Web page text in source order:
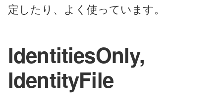
定したり、よく使っています。
IdentitiesOnly,
IdentityFile